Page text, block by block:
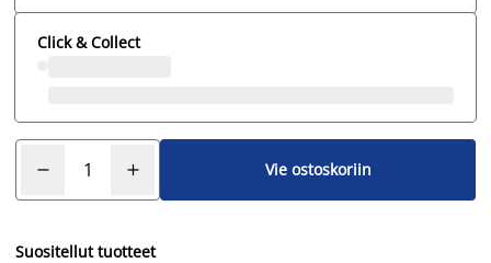
Click & Collect
Vie ostoskoriin
Suositellut tuotteet